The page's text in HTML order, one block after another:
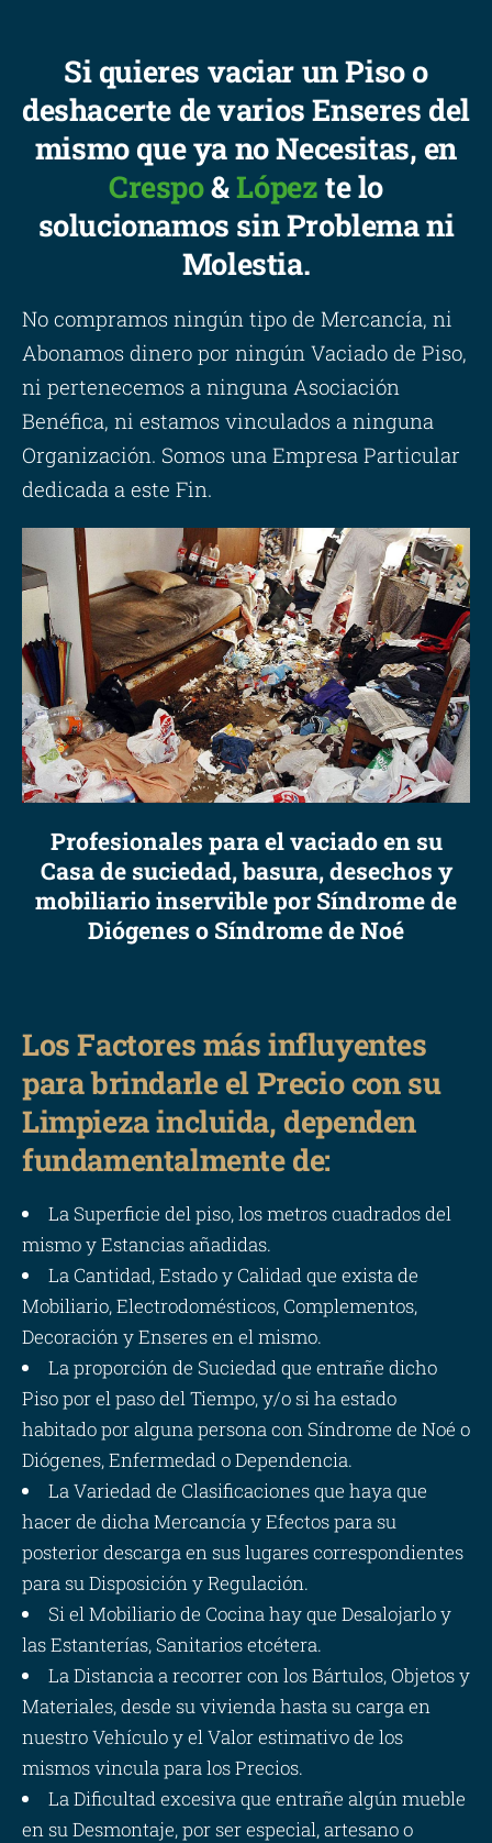
Si quieres vaciar un Piso o
deshacerte de varios Enseres del
mismo que ya no Necesitas, en
Crespo&Lópezte lo
solucionamos sin Problema ni
Molestia.
No compramos ningún tipo de Mercancía, ni
Abonamos dinero por ningún Vaciado de Piso,
ni pertenecemos a ninguna Asociación
Benéfica, ni estamos vinculados a ninguna
Organización. Somos una Empresa Particular
dedicada a este Fin.
Profesionales para el vaciado en su
Casa de suciedad, basura, desechos y
mobiliario inservible por Síndrome de
Diógenes o Síndrome de Noé
Los Factores más influyentes
para brindarle el Precio con su
Limpieza incluida, dependen
fundamentalmente de:
La Superficie del piso, los metros cuadrados del
mismo y Estancias añadidas.
La Cantidad, Estado y Calidad que exista de
Mobiliario, Electrodomésticos, Complementos,
Decoración y Enseres en el mismo.
La proporción de Suciedad que entrañe dicho
Piso por el paso del Tiempo, y/o si ha estado
habitado por alguna persona con Síndrome de Noé o
Diógenes, Enfermedad o Dependencia.
La Variedad de Clasificaciones que haya que
hacer de dicha Mercancía y Efectos para su
posterior descarga en sus lugares correspondientes
para su Disposición y Regulación.
Si el Mobiliario de Cocina hay que Desalojarlo y
las Estanterías, Sanitarios etcétera.
La Distancia a recorrer con los Bártulos, Objetos y
Materiales, desde su vivienda hasta su carga en
nuestro Vehículo y el Valor estimativo de los
mismos vincula para los Precios.
La Dificultad excesiva que entrañe algún mueble
en su Desmontaje, por ser especial, artesano o